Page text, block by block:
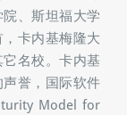
和生物科学专
、斯坦福大学
卡内基梅隆大
名校。卡内基
誉，国际软件